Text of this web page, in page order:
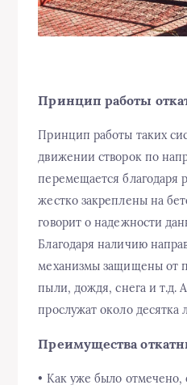
Принцип работы
Принцип работы таких
движении створок по
перемещается благодаря
жестко закреплены на
говорит о надежности
Благодаря наличию
механизмы защищены от
пыли, дождя, снега и т.д.
прослужат около десятка
Преимущества
• Как уже было отмечено,